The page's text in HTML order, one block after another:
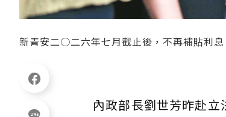
新青安二○二六年七月截止後，不再補貼利
內政部長劉世芳昨赴